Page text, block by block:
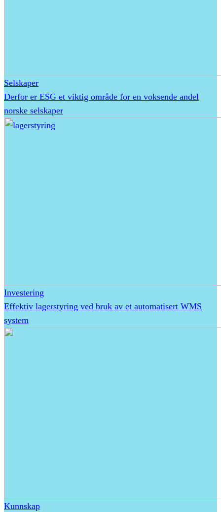
Selskaper
Derfor er ESG et viktig område for en voksende andel
norske selskaper
Investering
Effektiv lagerstyring ved bruk av et automatisert WMS
system
Kunnskap